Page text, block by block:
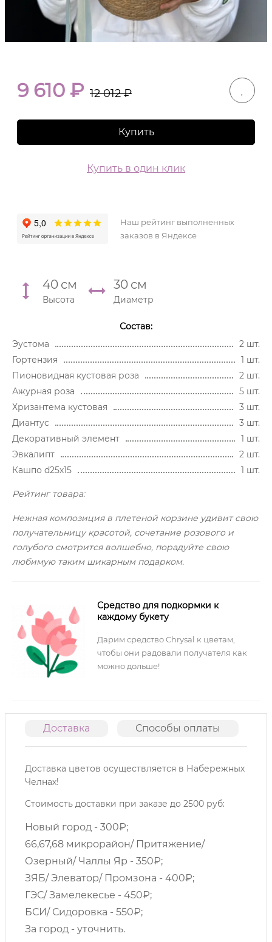
9 610 ₽ 12 012₽
Купить
Купить в один клик
Наш рейтинг выполненных
заказов в Яндексе
40 см
Высота
30 см
Диаметр
Состав:
Эустома
2 шт.
Гортензия
1 шт.
Пионовидная кустовая роза
2 шт.
Ажурная роза
5 шт.
Хризантема кустовая
3 шт.
Диантус
3 шт.
Декоративный элемент
1 шт.
Эвкалипт
2 шт.
Кашпо d25х15
1 шт.
Рейтинг товара:
Нежная композиция в плетеной корзине удивит свою
получательницу красотой, сочетание розового и
голубого смотрится волшебно, порадуйте свою
любимую таким шикарным подарком.
Средство для подкормки к
каждому букету
Дарим средство Chrysal к цветам,
чтобы они радовали получателя как
можно дольше!
Доставка Способы оплаты
Доставка цветов осуществляется в Набережных
Челнах!
Стоимость доставки при заказе до 2500 руб:
Новый город - 300₽;
66,67,68 микрорайон/ Притяжение/
Озерный/ Чаллы Яр - 350₽;
ЗЯБ/ Элеватор/ Промзона - 400₽;
ГЭС/ Замелекесье - 450₽;
БСИ/ Сидоровка - 550₽;
За город - уточнить.